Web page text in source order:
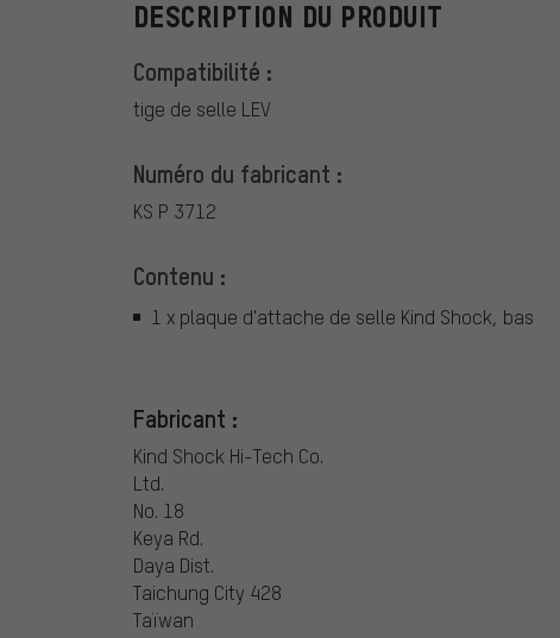
DESCRIPTION DU PRODUIT
Compatibilité :
tige de selle LEV
Numéro du fabricant :
KS P 3712
Contenu :
1 x plaque d'attache de selle Kind Shock, bas
Fabricant :
Kind Shock Hi-Tech Co.
Ltd.
No. 18
Keya Rd.
Daya Dist.
Taichung City 428
Taïwan